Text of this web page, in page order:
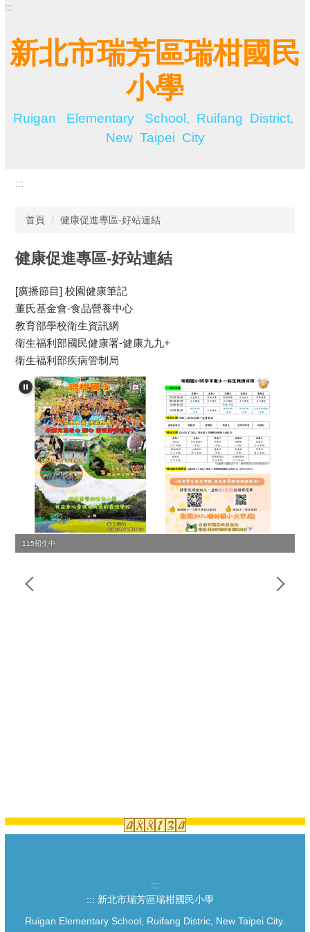
跳
主
要
內
:::
新北市瑞芳區瑞柑國民
小學
Ruigan Elementary School, Ruifang District,
New Taipei City
:::
首頁 健康促進專區-好站連結
健康促進專區-好站連結
[廣播節目] 校園健康筆記
董氏基金會-食品營養中心
教育部學校衛生資訊網
衛生福利部國民健康署-健康九九+
衛生福利部疾病管制局
115招生中
:::
::: 新北市瑞芳區瑞柑國民小學
Ruigan Elementary School, Ruifang Distric, New Taipei City.